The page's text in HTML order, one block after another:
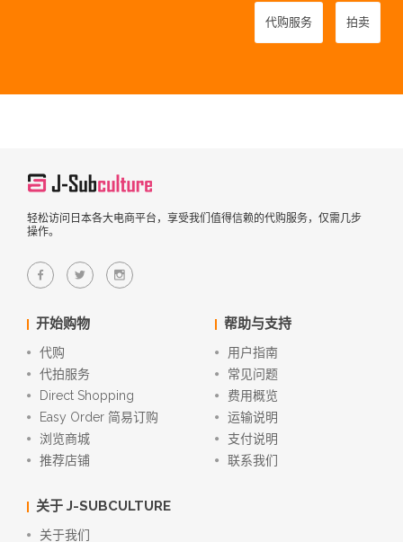
代购服务 拍卖
轻松访问日本各大电商平台，享受我们值得信赖的代购服务，仅需几步
操作。
开始购物
代购
代拍服务
Direct Shopping
Easy Order 简易订购
浏览商城
推荐店铺
帮助与支持
用户指南
常见问题
费用概览
运输说明
支付说明
联系我们
关于 J-SUBCULTURE
关于我们